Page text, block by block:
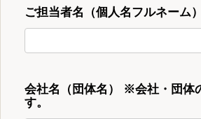
ご担当者名（個人名フルネーム）
会社名（団体名） ※会社・団体
す。